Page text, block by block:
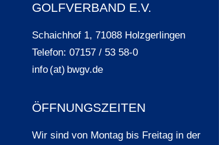
GOLFVERBAND E.V.
Schaichhof 1, 71088 Holzgerlingen
Telefon: 07157 / 53 58-0
info (at) bwgv.de
ÖFFNUNGSZEITEN
Wir sind von Montag bis Freitag in der